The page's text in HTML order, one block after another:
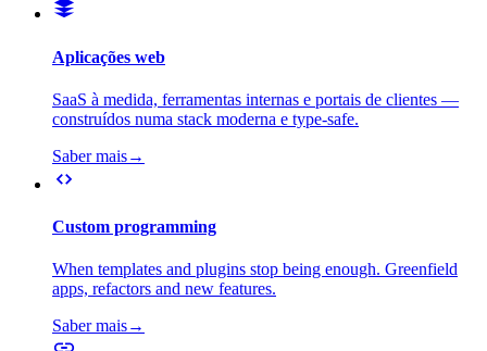
Aplicações web
SaaS à medida, ferramentas internas e portais de clientes —
construídos numa stack moderna e type-safe.
Saber mais→
Custom programming
When templates and plugins stop being enough. Greenfield
apps, refactors and new features.
Saber mais→